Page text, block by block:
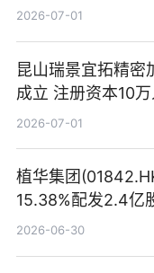
易盛、中际旭创、
2026-07-01
昆山瑞景宜拓精密
成立 注册资本10
2026-07-01
植华集团
15.38%配发2.4亿
港元
2026-06-30